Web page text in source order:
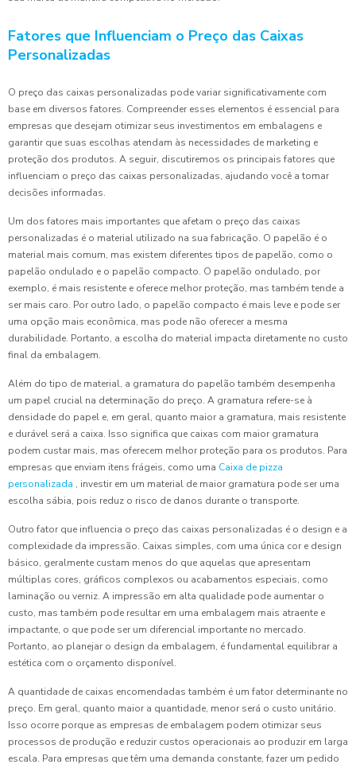
Fatores que Influenciam o Preço das Caixas
Personalizadas
O preço das caixas personalizadas pode variar significativamente com
base em diversos fatores. Compreender esses elementos é essencial para
empresas que desejam otimizar seus investimentos em embalagens e
garantir que suas escolhas atendam às necessidades de marketing e
proteção dos produtos. A seguir, discutiremos os principais fatores que
influenciam o preço das caixas personalizadas, ajudando você a tomar
decisões informadas.
Um dos fatores mais importantes que afetam o preço das caixas
personalizadas é o material utilizado na sua fabricação. O papelão é o
material mais comum, mas existem diferentes tipos de papelão, como o
papelão ondulado e o papelão compacto. O papelão ondulado, por
exemplo, é mais resistente e oferece melhor proteção, mas também tende a
ser mais caro. Por outro lado, o papelão compacto é mais leve e pode ser
uma opção mais econômica, mas pode não oferecer a mesma
durabilidade. Portanto, a escolha do material impacta diretamente no custo
final da embalagem.
Além do tipo de material, a gramatura do papelão também desempenha
um papel crucial na determinação do preço. A gramatura refere-se à
densidade do papel e, em geral, quanto maior a gramatura, mais resistente
e durável será a caixa. Isso significa que caixas com maior gramatura
podem custar mais, mas oferecem melhor proteção para os produtos. Para
empresas que enviam itens frágeis, como uma Caixa de pizza
personalizada , investir em um material de maior gramatura pode ser uma
escolha sábia, pois reduz o risco de danos durante o transporte.
Outro fator que influencia o preço das caixas personalizadas é o design e a
complexidade da impressão. Caixas simples, com uma única cor e design
básico, geralmente custam menos do que aquelas que apresentam
múltiplas cores, gráficos complexos ou acabamentos especiais, como
laminação ou verniz. A impressão em alta qualidade pode aumentar o
custo, mas também pode resultar em uma embalagem mais atraente e
impactante, o que pode ser um diferencial importante no mercado.
Portanto, ao planejar o design da embalagem, é fundamental equilibrar a
estética com o orçamento disponível.
A quantidade de caixas encomendadas também é um fator determinante no
preço. Em geral, quanto maior a quantidade, menor será o custo unitário.
Isso ocorre porque as empresas de embalagem podem otimizar seus
processos de produção e reduzir custos operacionais ao produzir em larga
escala. Para empresas que têm uma demanda constante, fazer um pedido